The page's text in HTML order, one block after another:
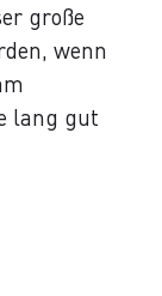
große
wenn
lang gut